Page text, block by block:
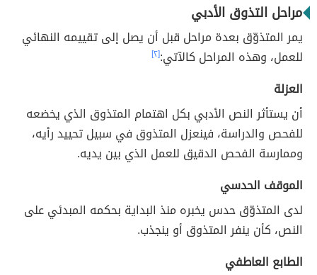
مراحل التذوق الأدبي
يمر المتذوّق بعدة مراحل قبل أن يصل إلى تقييمه النهائي
للعمل، وهذه المراحل كالآتي:[٢]
العزلة
أن يستأثر النص الأدبي بكل اهتمام المتذوق الذي يخضعه
للفحص والدراسة، فينعزل المتذوق في سبيل تحييد رأيه،
وممارسة الفحص الدقيق للعمل الذي بين يديه.
الموقف الحدسي
لدى المتذوّق حدس يخبره منذ البداية بحكمه المبدئي على
النص، كأن ينفر المتذوق أو ينجذب.
الطابع العاطفي